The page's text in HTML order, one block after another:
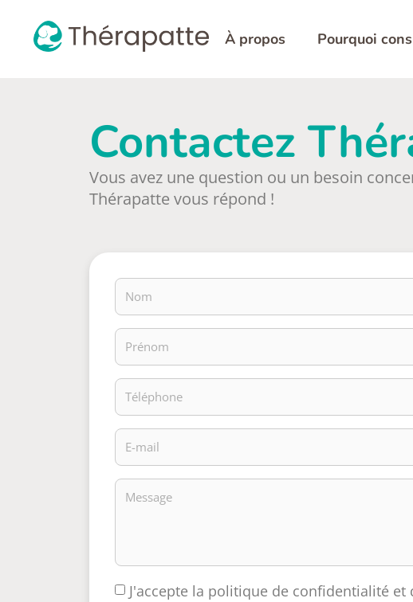
À propos Pourquoi
Contactez
Vous avez une question ou un besoin
Thérapatte vous répond !
J'accepte la politique de confidentialité et